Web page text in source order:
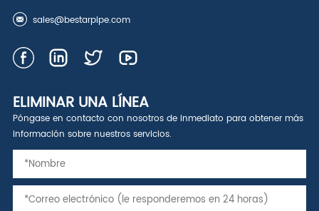
sales@bestarpipe.com
ELIMINAR UNA LÍNEA
Póngase en contacto con nosotros de inmediato para obtener más
información sobre nuestros servicios.